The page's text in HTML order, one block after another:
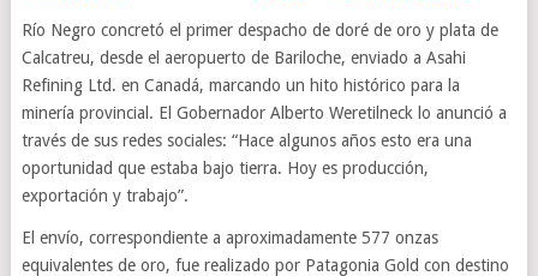
Río Negro concretó el primer despacho de doré de oro y plata de
Calcatreu, desde el aeropuerto de Bariloche, enviado a Asahi
Refining Ltd. en Canadá, marcando un hito histórico para la
minería provincial. El Gobernador Alberto Weretilneck lo anunció a
través de sus redes sociales: “Hace algunos años esto era una
oportunidad que estaba bajo tierra. Hoy es producción,
exportación y trabajo”.
El envío, correspondiente a aproximadamente 577 onzas
equivalentes de oro, fue realizado por Patagonia Gold con destino